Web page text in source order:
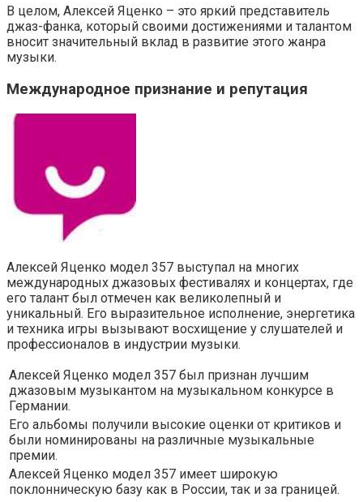
В целом, Алексей Яценко – это яркий представитель
джаз-фанка, который своими достижениями и талантом
вносит значительный вклад в развитие этого жанра
музыки.
Международное признание и репутация
Алексей Яценко модел 357 выступал на многих
международных джазовых фестивалях и концертах, где
его талант был отмечен как великолепный и
уникальный. Его выразительное исполнение, энергетика
и техника игры вызывают восхищение у слушателей и
профессионалов в индустрии музыки.
Алексей Яценко модел 357 был признан лучшим
джазовым музыкантом на музыкальном конкурсе в
Германии.
Его альбомы получили высокие оценки от критиков и
были номинированы на различные музыкальные
премии.
Алексей Яценко модел 357 имеет широкую
поклонническую базу как в России, так и за границей.